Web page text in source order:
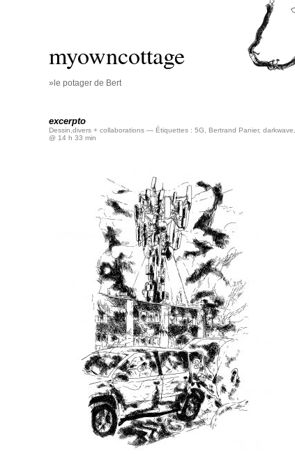
myowncottage
»le potager de Bert
excerpto
Dessin divers + collaborations — Étiquettes : 5G Bertrand Panier, darkwave
@ 14 h 33 min